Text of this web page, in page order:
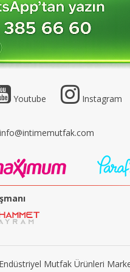
Youtube Instagram
info@intimemutfak.com
Mutfak Ürünleri